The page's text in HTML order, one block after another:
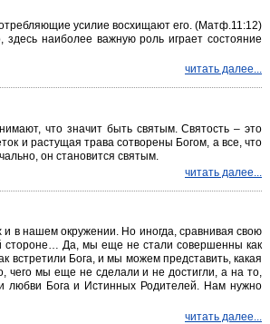
усилие восхищают его. (Матф.11:12)
здесь наиболее важную роль играет состояние
читать далее...
что значит быть святым. Святость – это
и растущая трава сотворены Богом, а все, что
он становится святым.
читать далее...
в нашем окружении. Но иногда, сравнивая свою
стороне… Да, мы еще не стали совершенны как
Бога, и мы можем представить, какая
чего мы еще не сделали и не достигли, а на то,
любви Бога и Истинных Родителей. Нам нужно
читать далее...